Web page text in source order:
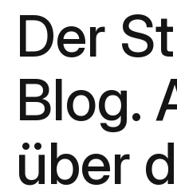
Der
Blog.
über